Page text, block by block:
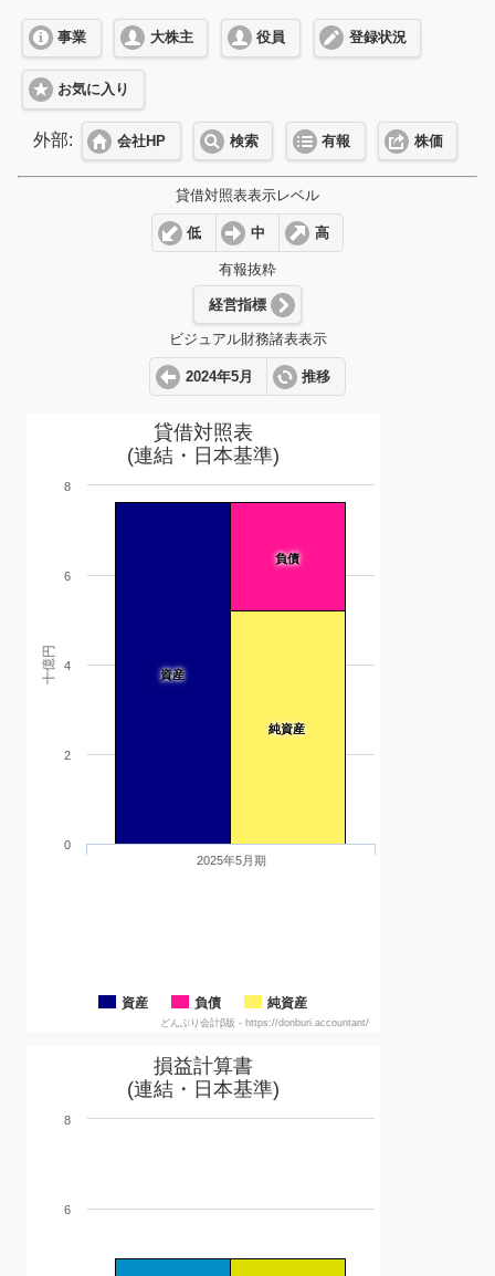
事業 大株主 役員 登録状況
お気に入り
外部: 会社HP 検索 有報 株価
貸借対照表表示レベル
低 中 高
有報抜粋
経営指標
ビジュアル財務諸表表示
2024年5月 推移
十億円
貸借対照表
(連結・日本基準)
資産
負債
純資産
資産 負債 純資産
2025年5月期
0
2
4
6
8
どんぶり会計β版 - https://donburi.accountant/
損益計算書
(連結・日本基準)
6
8